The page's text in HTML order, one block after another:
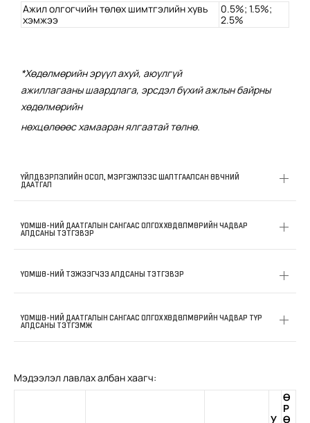
Ажил олгогчийн төлөх шимтгэлийн хувь
хэмжээ
0.5%; 1.5%;
2.5%
*Хөдөлмөрийн эрүүл ахуй, аюулгүй
ажиллагаанышаардлага, эрсдэл бүхийажлын байрны
хөдөлмөрийн
нөхцөлөөөс хамааран ялгаатай төлнө.
ҮЙЛДВЭРЛЭЛИЙН ОСОЛ, МЭРГЭЖЛЭЭС ШАЛТГААЛСАН ӨВЧНИЙ
ДААТГАЛ
ҮОМШӨ-НИЙ ДААТГАЛЫН САНГААС ОЛГОХ ХӨДӨЛМӨРИЙН ЧАДВАР
АЛДСАНЫ ТЭТГЭВЭР
ҮОМШӨ-НИЙ ТЭЖЭЭГЧЭЭ АЛДСАНЫ ТЭТГЭВЭР
ҮОМШӨ-НИЙ ДААТГАЛЫН САНГААС ОЛГОХ ХӨДӨЛМӨРИЙН ЧАДВАР ТҮР
АЛДСАНЫ ТЭТГЭМЖ
Мэдээлэл лавлах албан хаагч:
У
Ө
Р
Ө